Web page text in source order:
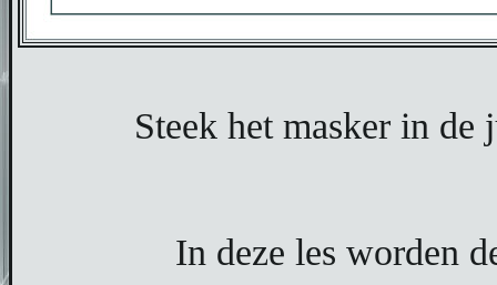
Steek het masker in de
In deze les worden